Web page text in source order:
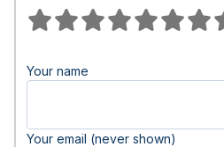
Your name
Your email (never shown)